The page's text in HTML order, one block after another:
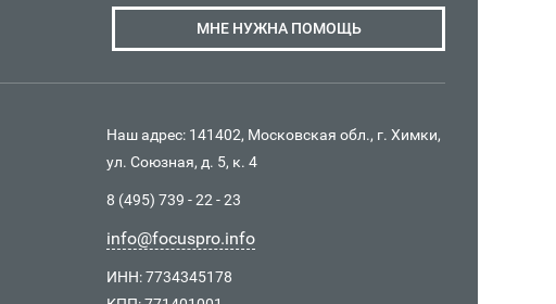
МНЕ НУЖНА ПОМОЩЬ
Наш адрес: 141402, Московская обл., г. Химки,
ул. Союзная, д. 5, к. 4
8 (495) 739 - 22 - 23
info@focuspro.info
ИНН: 7734345178